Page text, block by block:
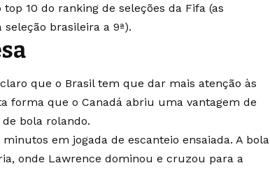
10 do ranking de seleções da Fifa (as
brasileira a 9ª).
que o Brasil tem que dar mais atenção às
forma que o Canadá abriu uma vantagem de
bola rolando.
em jogada de escanteio ensaiada. A bola
onde Lawrence dominou e cruzou para a